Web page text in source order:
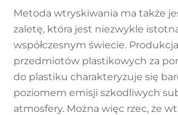
Metoda wtryskiwania ma także
zaletę, która jest niezwykle
współczesnym świecie.
przedmiotów plastikowych za
do plastiku charakteryzuje się
poziomem emisji szkodliwych
atmosfery. Można więc rzec, że